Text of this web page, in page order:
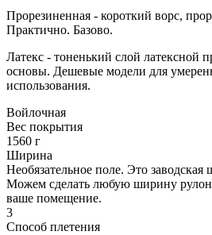
Прорезиненная - короткий ворс,
Практично. Базово.
Латекс - тоненький слой латексной
основы. Дешевые модели для
использования.
Войлочная
Вес покрытия
1560 г
Ширина
Необязательное поле. Это
Можем сделать любую ширину
ваше помещение.
3
Способ плетения